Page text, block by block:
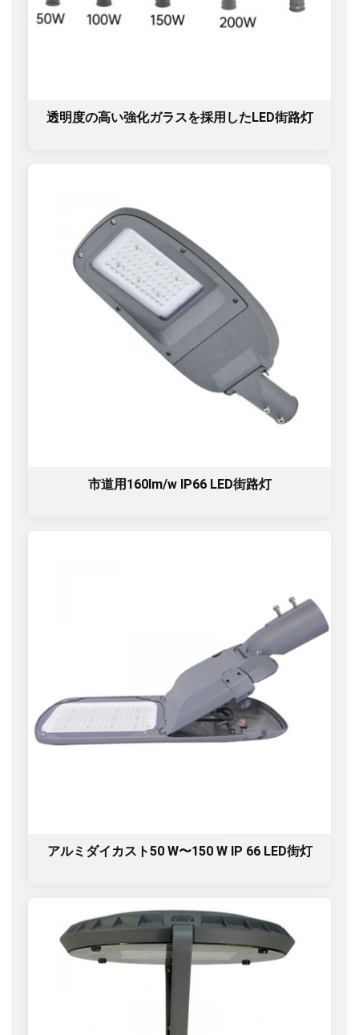
透明度の高い強化ガラスを採用したLED街路灯
市道用160lm/w IP66 LED街路灯
アルミダイカスト50 W〜150 W IP 66 LED街灯